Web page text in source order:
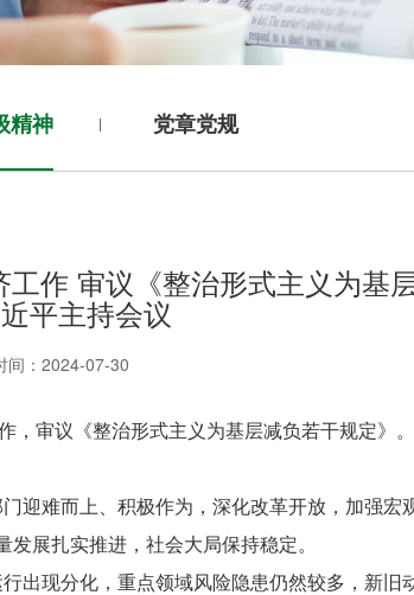
精神 党章党规
作 审议《整治形式主义为基
平主持会议
：2024-07-30
审议《整治形式主义为基层减负若干规定》
难而上、积极作为，深化改革开放，加强宏
展扎实推进，社会大局保持稳定。
现分化，重点领域风险隐患仍然较多，新旧